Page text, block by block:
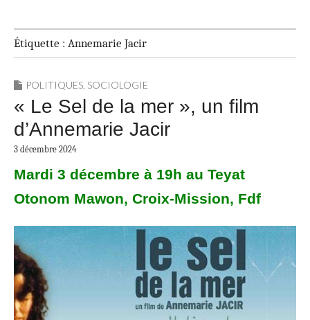
Étiquette : Annemarie Jacir
POLITIQUES, SOCIOLOGIE
« Le Sel de la mer », un film
d’Annemarie Jacir
3 décembre 2024
Mardi 3 décembre à 19h au Teyat
Otonom Mawon, Croix-Mission, Fdf